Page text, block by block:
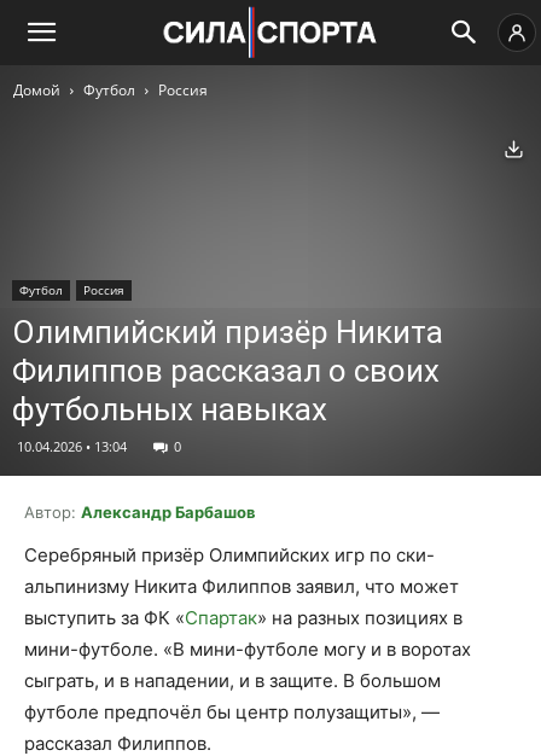
Домой Футбол Россия
Футбол Россия
Олимпийский призёр Никита
Филиппов рассказал о своих
футбольных навыках
10.04.2026 • 13:04 0
Автор: Александр Барбашов
Серебряный призёр Олимпийских игр по ски-
альпинизму Никита Филиппов заявил, что может
выступить за ФК «Спартак» на разных позициях в
мини-футболе. «В мини-футболе могу и в воротах
сыграть, и в нападении, и в защите. В большом
футболе предпочёл бы центр полузащиты», —
рассказал Филиппов.